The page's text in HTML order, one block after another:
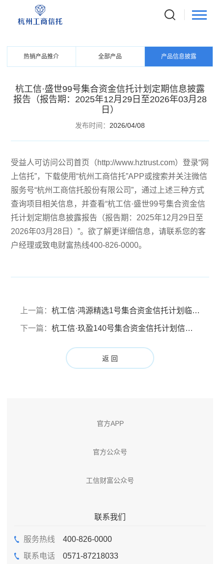
信托产品
热销产品推介 全部产品 产品信息披露
杭工信·盛世99号集合资金信托计划定期信息披露
报告（报告期：2025年12月29日至2026年03月28
日）
发布时间： 2026/04/08
受益人可访问公司首页（http://www.hztrust.com）登录“网
上信托”，下载使用“杭州工商信托”APP或搜索并关注微信
服务号“杭州工商信托股份有限公司”，通过上述三种方式
查询项目相关信息，并查看“杭工信·盛世99号集合资金信
托计划定期信息披露报告（报告期：2025年12月29日至
2026年03月28日）”。欲了解更详细信息，请联系您的客
户经理或致电财富热线400-826-0000。
上一篇： 杭工信·鸿源精选1号集合资金信托计划临时信息披露报告
下一篇： 杭工信·玖盈140号集合资金信托计划信托财产分配报告
返 回
官方APP
官方公众号
工信财富公众号
联系我们
服务热线 400-826-0000
联系电话0571-87218033